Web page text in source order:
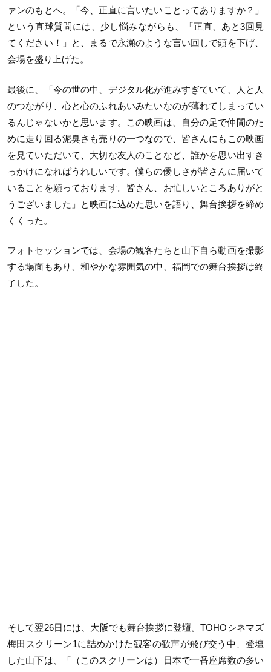
ァンのもとへ。「今、正直に言いたいことってありますか？」
という直球質問には、少し悩みながらも、「正直、あと3回見
てください！」と、まるで永瀬のような言い回しで頭を下げ、
会場を盛り上げた。
最後に、「今の世の中、デジタル化が進みすぎていて、人と人
のつながり、心と心のふれあいみたいなのが薄れてしまってい
るんじゃないかと思います。この映画は、自分の足で仲間のた
めに走り回る泥臭さも売りの一つなので、皆さんにもこの映画
を見ていただいて、大切な友人のことなど、誰かを思い出すき
っかけになればうれしいです。僕らの優しさが皆さんに届いて
いることを願っております。皆さん、お忙しいところありがと
うございました」と映画に込めた思いを語り、舞台挨拶を締め
くくった。
フォトセッションでは、会場の観客たちと山下自ら動画を撮影
する場面もあり、和やかな雰囲気の中、福岡での舞台挨拶は終
了した。
そして翌26日には、大阪でも舞台挨拶に登壇。TOHOシネマズ
梅田スクリーン1に詰めかけた観客の歓声が飛び交う中、登壇
した山下は、「（このスクリーンは）日本で一番座席数の多い